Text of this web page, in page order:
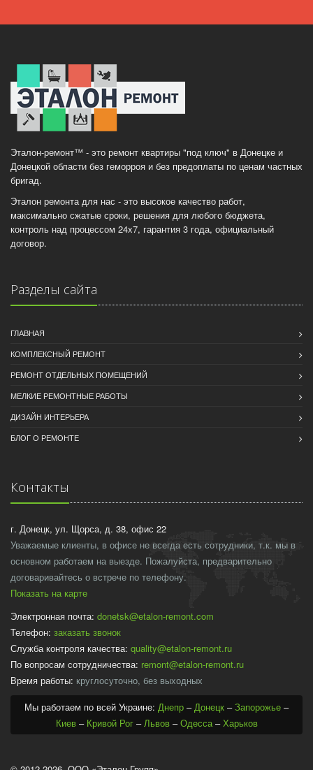
Эталон-ремонт™ - это ремонт квартиры "под ключ" в Донецке и
Донецкой области без геморроя и без предоплаты по ценам частных
бригад.
Эталон ремонта для нас - это высокое качество работ,
максимально сжатые сроки, решения для любого бюджета,
контроль над процессом 24x7, гарантия 3 года, официальный
договор.
Разделы сайта
ГЛАВНАЯ
КОМПЛЕКСНЫЙ РЕМОНТ
РЕМОНТ ОТДЕЛЬНЫХ ПОМЕЩЕНИЙ
МЕЛКИЕ РЕМОНТНЫЕ РАБОТЫ
ДИЗАЙН ИНТЕРЬЕРА
БЛОГ О РЕМОНТЕ
Контакты
г. Донецк, ул. Щорса, д. 38, офис 22
Уважаемые клиенты, в офисе не всегда есть сотрудники, т.к. мы в
основном работаем на выезде. Пожалуйста, предварительно
договаривайтесь о встрече по телефону.
Показать на карте
Электронная почта: donetsk@etalon-remont.com
Телефон: заказать звонок
Служба контроля качества: quality@etalon-remont.ru
По вопросам сотрудничества: remont@etalon-remont.ru
Время работы: круглосуточно, без выходных
Мы работаем по всей Украине: Днепр –Донецк –Запорожье –
Киев– Кривой Рог–Львов–Одесса–Харьков